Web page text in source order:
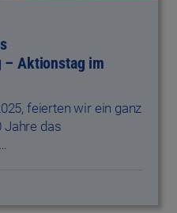
– Aktionstag im
feierten wir ein ganz
Jahre das